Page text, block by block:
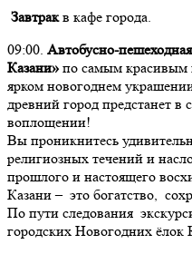
Завтракв кафе города.
09:00. Автобусно-
Казани» по самым красивым
ярком новогоднем
древний город предстанет в
воплощении!
Вы проникнитесь
религиозных течений и
прошлого и настоящего
Казани – это богатство,
По пути следования
городских Новогодних ёлок